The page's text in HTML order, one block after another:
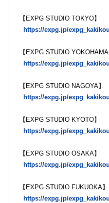
【EXPG STUDIO TOKYO】
https://expg.jp/
【EXPG STUDIO YOKOHAMA
https://expg.jp/
【EXPG STUDIO NAGOYA】
https://expg.jp/
【EXPG STUDIO KYOTO】
https://expg.jp/
【EXPG STUDIO OSAKA】
https://expg.jp/
【EXPG STUDIO FUKUOKA】
https://expg.jp/